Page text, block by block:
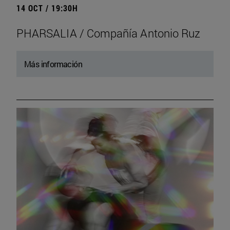
14 OCT / 19:30H
PHARSALIA / Compañía Antonio Ruz
Más información